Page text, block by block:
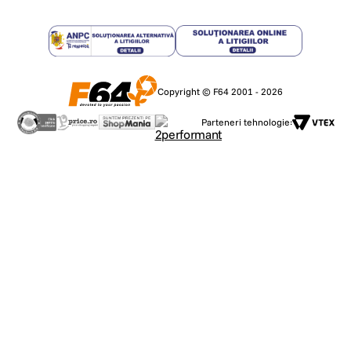
Copyright © F64 2001 - 2026
Parteneri tehnologie: